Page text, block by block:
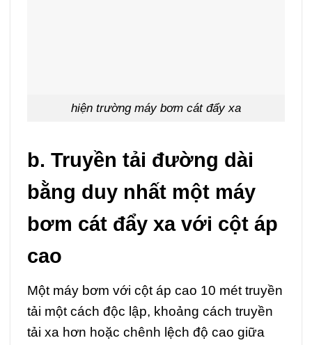
hiện trường máy bơm cát đẩy xa
b. Truyền tải đường dài
bằng duy nhất một máy
bơm cát đẩy xa với cột áp
cao
Một máy bơm với cột áp cao 10 mét truyền
tải một cách độc lập, khoảng cách truyền
tải xa hơn hoặc chênh lệch độ cao giữa